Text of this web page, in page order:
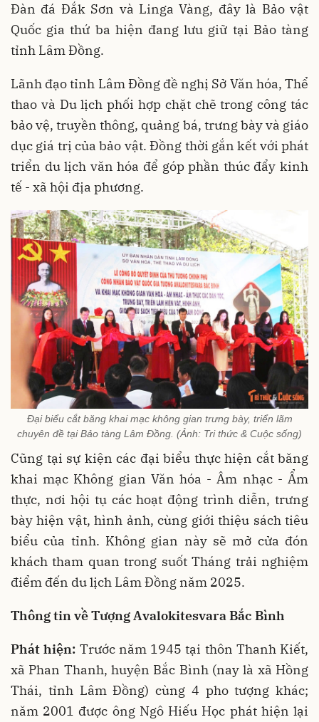
Đàn đá Đắk Sơn và Linga Vàng, đây là Bảo vật
Quốc gia thứ ba hiện đang lưu giữ tại Bảo tàng
tỉnh Lâm Đồng.
Lãnh đạo tỉnh Lâm Đồng đề nghị Sở Văn hóa, Thể
thao và Du lịch phối hợp chặt chẽ trong công tác
bảo vệ, truyền thông, quảng bá, trưng bày và giáo
dục giá trị của bảo vật. Đồng thời gắn kết với phát
triển du lịch văn hóa để góp phần thúc đẩy kinh
tế - xã hội địa phương.
Đại biểu cắt băng khai mạc không gian trưng bày, triển lãm
chuyên đề tại Bảo tàng Lâm Đồng. (Ảnh: Tri thức & Cuộc sống)
Cũng tại sự kiện các đại biểu thực hiện cắt băng
khai mạc Không gian Văn hóa - Âm nhạc - Ẩm
thực, nơi hội tụ các hoạt động trình diễn, trưng
bày hiện vật, hình ảnh, cùng giới thiệu sách tiêu
biểu của tỉnh. Không gian này sẽ mở cửa đón
khách tham quan trong suốt Tháng trải nghiệm
điểm đến du lịch Lâm Đồng năm 2025.
Thông tin về Tượng Avalokitesvara Bắc Bình
Phát hiện: Trước năm 1945 tại thôn Thanh Kiết,
xã Phan Thanh, huyện Bắc Bình (nay là xã Hồng
Thái, tỉnh Lâm Đồng) cùng 4 pho tượng khác;
năm 2001 được ông Ngô Hiếu Học phát hiện lại